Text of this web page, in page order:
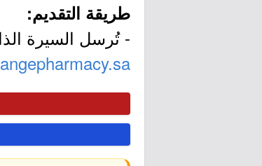
طريقة التقديم:
- تُرسل السيرة